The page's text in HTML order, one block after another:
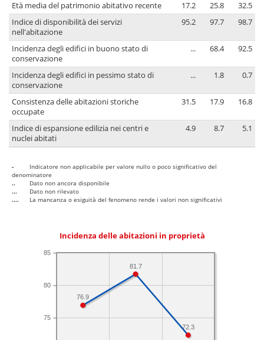
Età media del patrimonio abitativo recente 17.2 25.8
32.5
Indice di disponibilità dei servizi
nell'abitazione
95.2 97.7 98.7
Incidenza degli edifici in buono stato di
conservazione
... 68.4 92.5
Incidenza degli edifici in pessimo stato di
conservazione
... 1.8 0.7
Consistenza delle abitazioni storiche
occupate
31.5 17.9 16.8
Indice di espansione edilizia nei centri e
nuclei abitati
4.9 8.7 5.1
-
Indicatore non applicabile per valore nullo o poco significativo del
denominatore
..
Dato non ancora disponibile
...
Dato non rilevato
....
La mancanza o esiguità del fenomeno rende i valori non significativi
Incidenza delle abitazioni in proprietà
75
80
85
72.3
81.7
76.9